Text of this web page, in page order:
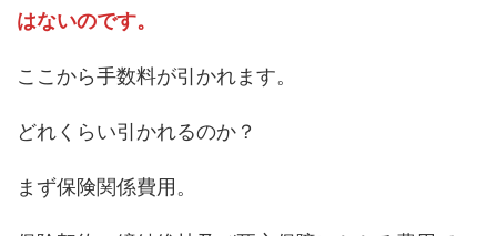
はないのです。
ここから手数料が引かれます。
どれくらい引かれるのか？
まず保険関係費用。